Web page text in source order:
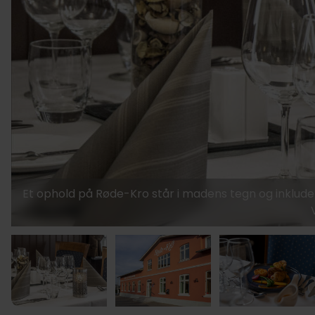
Et ophold på Røde-Kro står i madens tegn og